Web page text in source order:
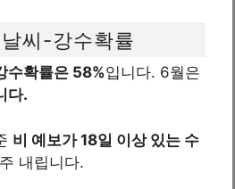
씨-강수확률
수확률은 58%입니다. 6월은
다.
비 예보가 18일 이상 있는 수
내립니다.